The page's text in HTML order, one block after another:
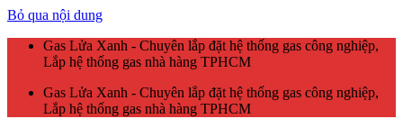
Bỏ qua nội dung
Gas Lửa Xanh - Chuyên lắp đặt hệ thống gas công nghiệp,
Lắp hệ thống gas nhà hàng TPHCM
Gas Lửa Xanh - Chuyên lắp đặt hệ thống gas công nghiệp,
Lắp hệ thống gas nhà hàng TPHCM